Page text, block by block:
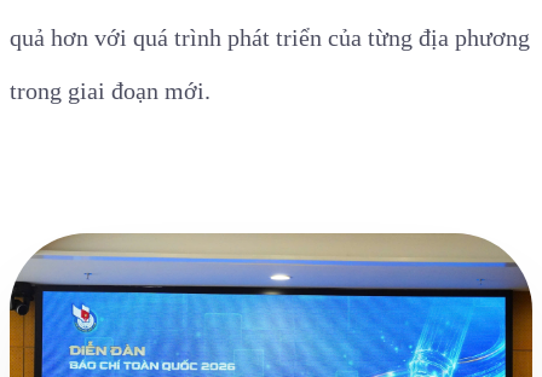
quả hơn với quá trình phát triển của từng địa phương
trong giai đoạn mới.